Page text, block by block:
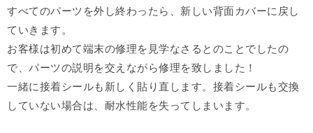
すべてのパーツを外し終わったら、新しい背面カバーに戻し
ていきます。
お客様は初めて端末の修理を見学なさるとのことでしたの
で、パーツの説明を交えながら修理を致しました！
一緒に接着シールも新しく貼り直します。接着シールも交換
していない場合は、耐水性能を失ってしまいます。